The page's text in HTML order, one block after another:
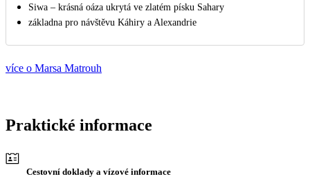
Siwa – krásná oáza ukrytá ve zlatém písku Sahary
základna pro návštěvu Káhiry a Alexandrie
více o Marsa Matrouh
Praktické informace
Cestovní doklady a vízové informace